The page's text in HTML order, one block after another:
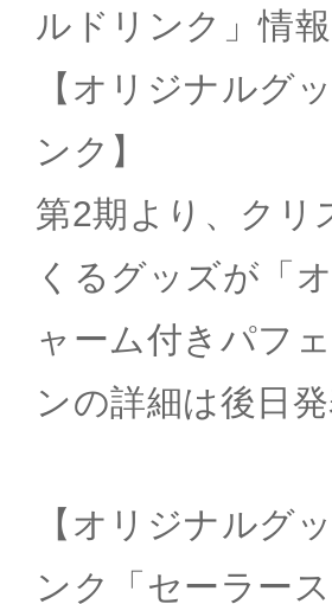
ルドリンク」情報
【オリジナルグ
ンク】
第2期より、クリ
くるグッズが「
ャーム付きパフ
ンの詳細は後日
【オリジナルグ
ンク「セーラー